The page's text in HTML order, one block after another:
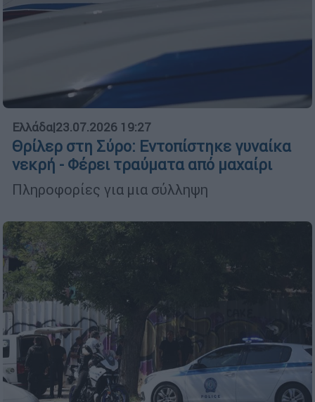
Ελλάδα|23.07.2026 19:27
Θρίλερ στη Σύρο: Εντοπίστηκε γυναίκα
νεκρή - Φέρει τραύματα από μαχαίρι
Πληροφορίες για μια σύλληψη